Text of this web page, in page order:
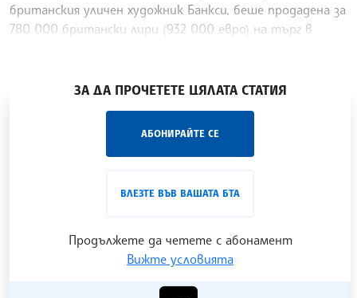
британския уличен художник Банкси, беше продадена за
780 000 британски лири (932 000 евро) на търг в
ЗА ДА ПРОЧЕТЕТЕ ЦЯЛАТА СТАТИЯ
АБОНИРАЙТЕ СЕ
ВЛЕЗТЕ ВЪВ ВАШАТА БТА
Продължете да четете с абонамент
Вижте условията
„Час ЛИК“ на БТА е мястото за срещи отблизо с
Гледайте ни в YouTube